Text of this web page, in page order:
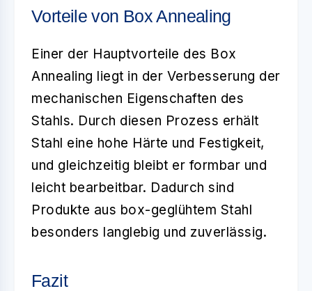
Vorteile von Box Annealing
Einer der Hauptvorteile des Box
Annealing liegt in der Verbesserung der
mechanischen Eigenschaften des
Stahls. Durch diesen Prozess erhält
Stahl eine hohe Härte und Festigkeit,
und gleichzeitig bleibt er formbar und
leicht bearbeitbar. Dadurch sind
Produkte aus box-geglühtem Stahl
besonders langlebig und zuverlässig.
Fazit